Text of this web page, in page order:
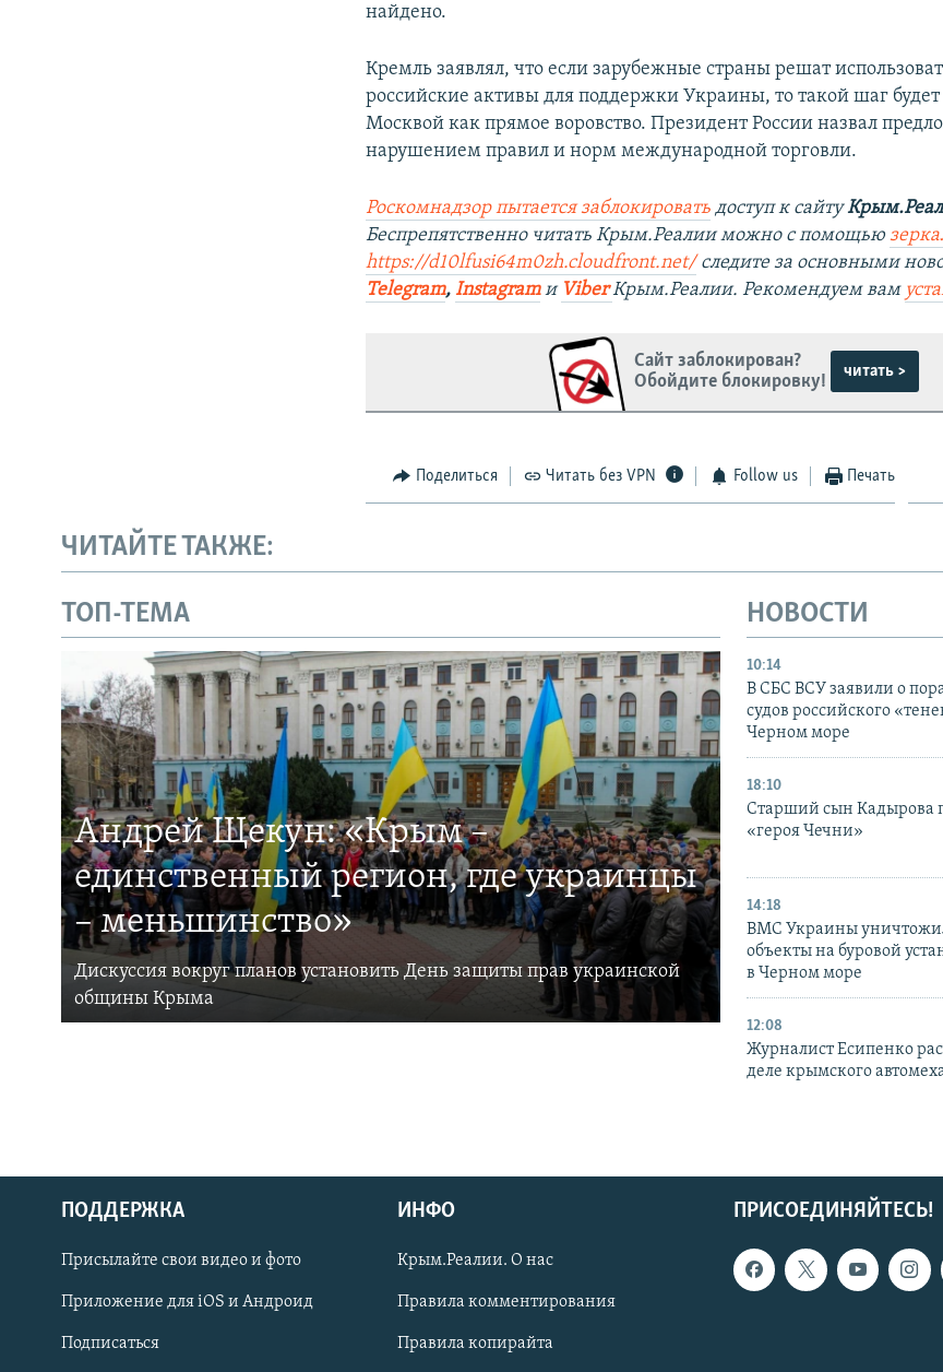
Українською
Qırımtatar
ПРИСОЕДИНЯЙТЕСЬ!
найдено.
Кремль заявлял, что если зарубежные страны решат
российские активы для поддержки Украины, то такой шаг будет
Москвой как прямое воровство. Президент России назвал
нарушением правил и норм международной торговли.
Роскомнадзор пытается заблокировать доступ к сайту
Беспрепятственно читать Крым.Реалии можно с помощью
https://d10lfusi64m0zh.cloudfront.net/следите за основными
Telegram,Instagramи Viber Крым.Реалии. Рекомендуем вам
Сайт заблокирован?
Обойдите блокировку!
читать >
Поделиться Читать без VPN Follow us Печать
ЧИТАЙТЕ ТАКЖЕ:
ТОП-ТЕМА
Андрей Щекун: «Крым –
единственный регион, где украинцы
– меньшинство»
Дискуссия вокруг планов установить День защиты прав украинской
общины Крыма
НОВОСТИ
10:14
В СБС ВСУ заявили о
судов российского
Черном море
18:10
Старший сын Кадырова
«героя Чечни»
14:18
ВМС Украины
объекты на буровой
в Черном море
12:08
Журналист Есипенко
деле крымского
ПРИСОЕДИНЯЙТЕСЬ!
ПОДДЕРЖКА
Присылайте свои видео и фото
Приложение для iOS и Андроид
Подписаться
ИНФО
Крым.Реалии. О нас
Правила комментирования
Правила копирайта